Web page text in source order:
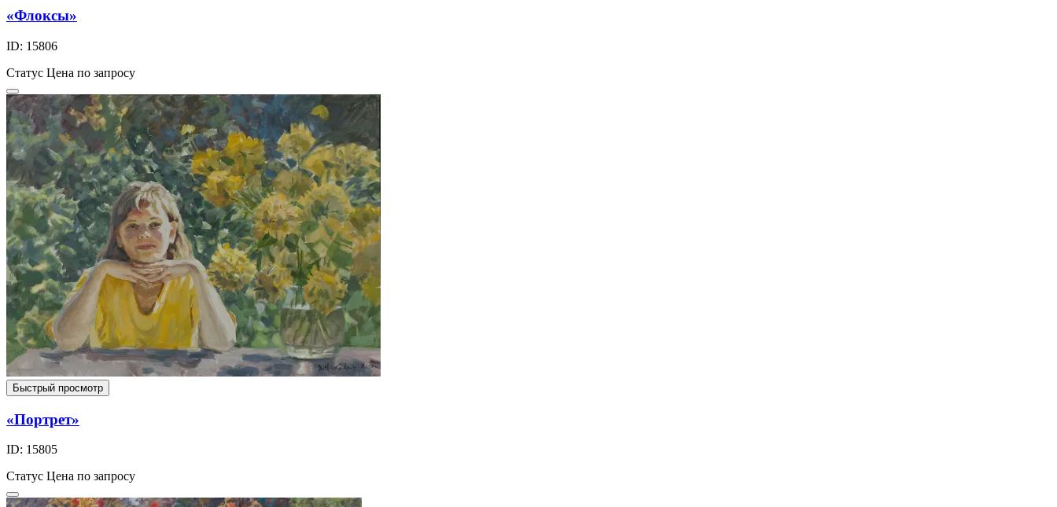
«Флоксы»
ID: 15806
Статус Цена по запросу
Быстрый просмотр
«Портрет»
ID: 15805
Статус Цена по запросу